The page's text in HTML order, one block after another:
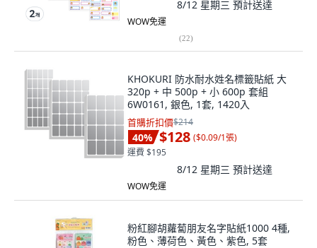
8/12 星期三 預計送達
WOW免運
(22)
KHOKURI 防水耐水姓名標籤貼紙 大
320p + 中 500p + 小 600p 套組
6W0161, 銀色, 1套, 1420入
首購折扣價$214
40% $128 ($0.09/1張)
運費 $195
8/12 星期三 預計送達
WOW免運
粉紅腳胡蘿蔔朋友名字貼紙1000 4種,
粉色、薄荷色、黃色、紫色, 5套